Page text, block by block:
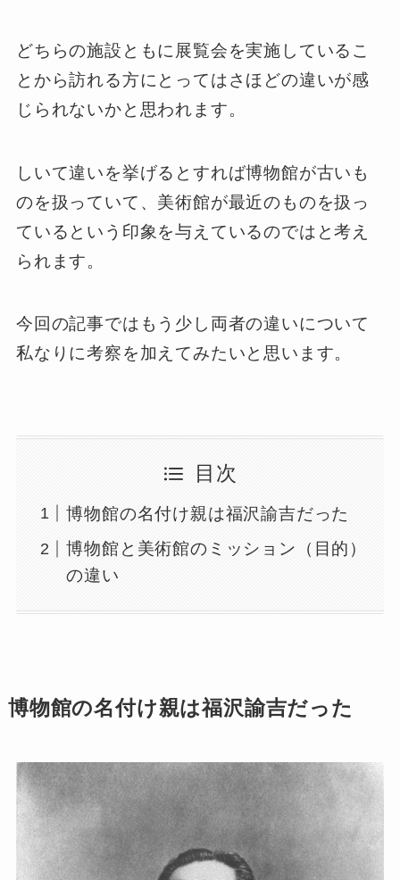
どちらの施設ともに展覧会を実施しているこ
とから訪れる方にとってはさほどの違いが感
じられないかと思われます。
しいて違いを挙げるとすれば博物館が古いも
のを扱っていて、美術館が最近のものを扱っ
ているという印象を与えているのではと考え
られます。
今回の記事ではもう少し両者の違いについて
私なりに考察を加えてみたいと思います。
目次
博物館の名付け親は福沢諭吉だった
博物館と美術館のミッション（目的）
の違い
博物館の名付け親は福沢諭吉だった